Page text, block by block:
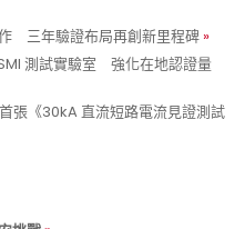
三年驗證布局再創新里程碑
測試實驗室 強化在地認證量
張《30kA 直流短路電流見證測試